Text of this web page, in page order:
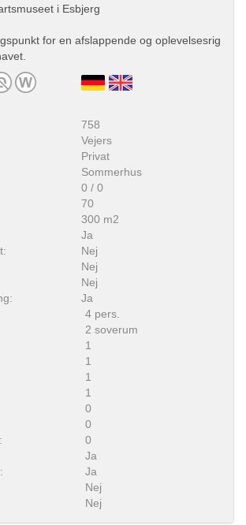
i Esbjerg
for en afslappende og oplevelsesrig
758
Vejers
Privat
Sommerhus
0 / 0
70
300 m2
Ja
Nej
Nej
Nej
Ja
4 pers.
2 soverum
1
1
1
1
0
0
0
Ja
Ja
Nej
Nej